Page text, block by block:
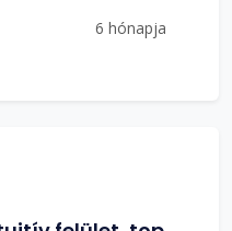
6 hónapja